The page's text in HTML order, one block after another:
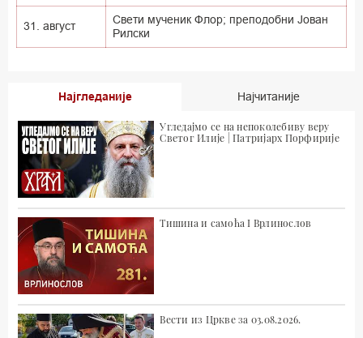
31. август
Свети мученик Флор; преподобни Јован
Рилски
Најгледаније Најчитаније
Угледајмо се на непоколебиву веру
Светог Илије | Патријарх Порфирије
Тишина и самоћа I Врлинослов
Вести из Цркве за 03.08.2026.